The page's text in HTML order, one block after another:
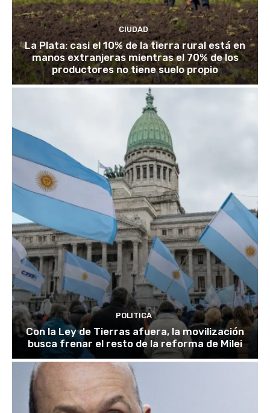
CIUDAD
La Plata: casi el 10% de la tierra rural está en
manos extranjeras mientras el 70% de los
productores no tiene suelo propio
POLITICA
Con la Ley de Tierras afuera, la movilización
busca frenar el resto de la reforma de Milei